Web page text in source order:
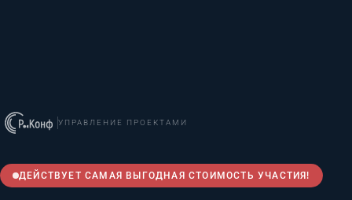
УПРАВЛЕНИЕ ПРОЕКТАМИ
ДЕЙСТВУЕТ САМАЯ ВЫГОДНАЯ СТОИМОСТЬ УЧАСТИЯ!